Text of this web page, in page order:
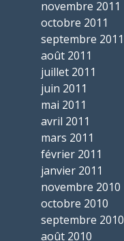
novembre 2011
octobre 2011
septembre 2011
août 2011
juillet 2011
juin 2011
mai 2011
avril 2011
mars 2011
février 2011
janvier 2011
novembre 2010
octobre 2010
septembre 2010
août 2010